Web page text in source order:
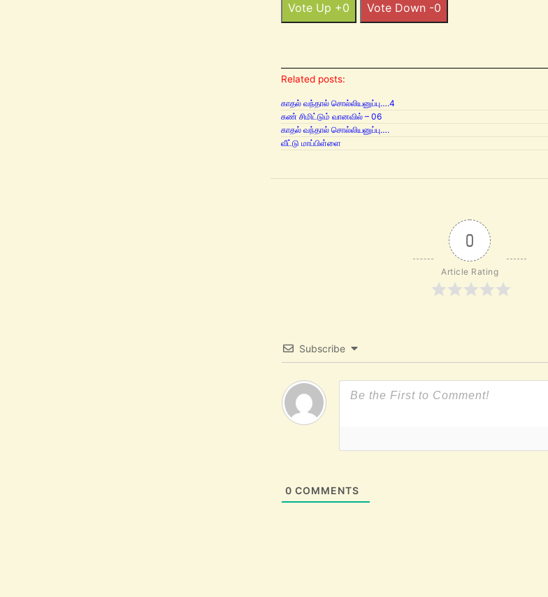
Vote Up +0 Vote Down -0
Related posts:
காதல் வந்தால் சொல்லியனுப்பு….4
கண் சிமிட்டும் வானவில் – 06
காதல் வந்தால் சொல்லியனுப்பு….
வீட்டு மாப்பிள்ளை
0
Article Rating
Subscribe
0 COMMENTS